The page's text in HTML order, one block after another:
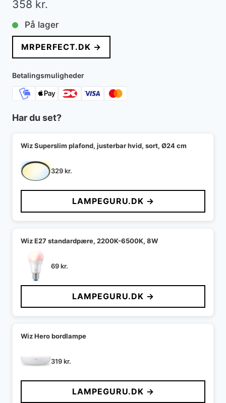
358 kr.
På lager
MRPERFECT.DK →
Betalingsmuligheder
Har du set?
Wiz Superslim plafond, justerbar hvid, sort, Ø24 cm
329kr.
LAMPEGURU.DK →
Wiz E27 standardpære, 2200K-6500K, 8W
69kr.
LAMPEGURU.DK →
Wiz Hero bordlampe
319kr.
LAMPEGURU.DK →